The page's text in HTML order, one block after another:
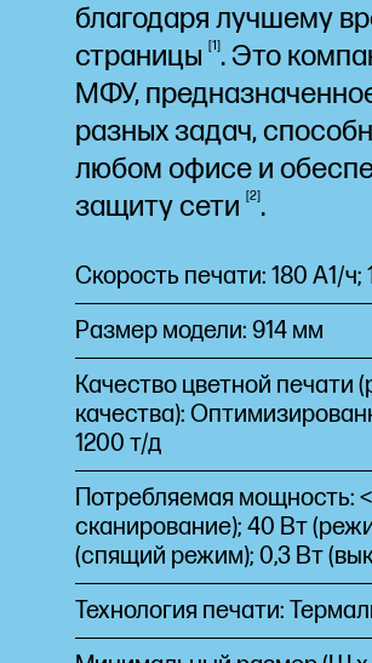
благодаря лучшему
страницы
1 . Это
МФУ,
разных задач,
любом офисе и
защитусети 2 .
Скорость печати: 180 A1/ч;
Размер модели: 914 мм
Качество цветной печати
качества):
1200 т/д
Потребляемая мощность:
сканирование); 40 Вт
(спящий режим); 0,3 Вт
Технология печати: